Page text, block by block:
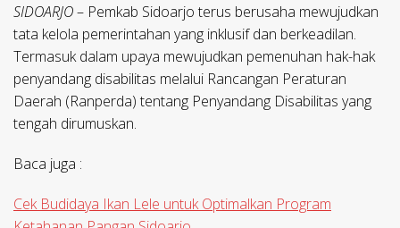
SIDOARJO– Pemkab Sidoarjo terus berusaha mewujudkan
tata kelola pemerintahan yang inklusif dan berkeadilan.
Termasuk dalam upaya mewujudkan pemenuhan hak-hak
penyandang disabilitas melalui Rancangan Peraturan
Daerah (Ranperda) tentang Penyandang Disabilitas yang
tengah dirumuskan.
Baca juga :
Cek Budidaya Ikan Lele untuk Optimalkan Program